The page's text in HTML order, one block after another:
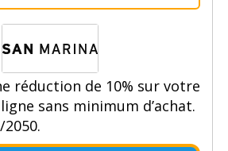
réduction de 10% sur votre
sans minimum d’achat.